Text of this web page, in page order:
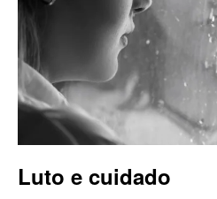
Luto e cuidado